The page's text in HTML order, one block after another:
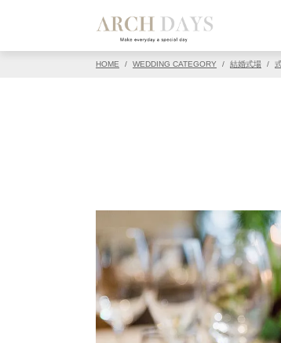
HOME / WEDDING CATEGORY / 結婚式場 /